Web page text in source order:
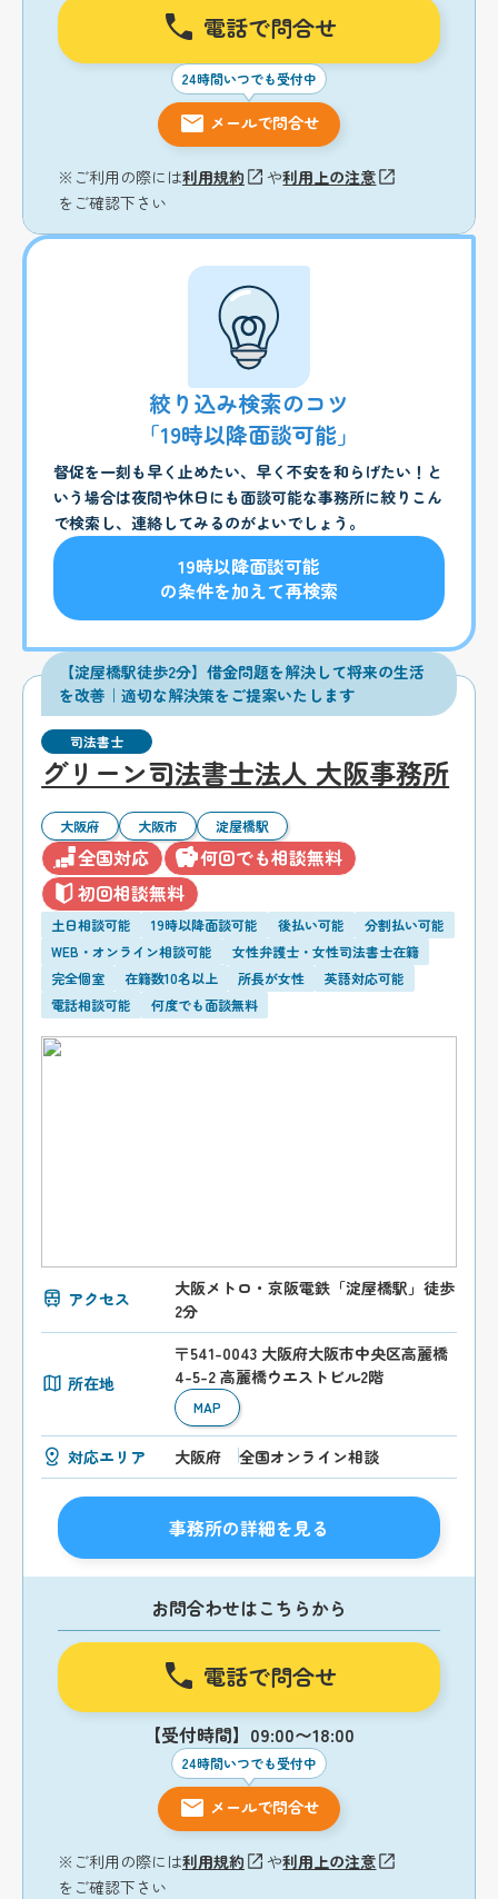
電話で問合せ
24時間いつでも受付中
メールで問合せ
※ご利用の際には利用規約 や利用上の注意
をご確認下さい
絞り込み検索のコツ
「19時以降面談可能」
督促を一刻も早く止めたい、早く不安を和らげたい！と
いう場合は夜間や休日にも面談可能な事務所に絞りこん
で検索し、連絡してみるのがよいでしょう。
19時以降面談可能
の条件を加えて再検索
【淀屋橋駅徒歩2分】借金問題を解決して将来の生活
を改善｜適切な解決策をご提案いたします
司法書士
グリーン司法書士法人 大阪事務所
大阪府 大阪市 淀屋橋駅
全国対応
何回でも相談無料
初回相談無料
土日相談可能 19時以降面談可能 後払い可能
分割払い可能
WEB・オンライン相談可能
女性弁護士・女性司法書士在籍
完全個室
在籍数10名以上 所長が女性
英語対応可能
電話相談可能
何度でも面談無料
アクセス
大阪メトロ・京阪電鉄「淀屋橋駅」徒歩
2分
所在地
〒541-0043 大阪府大阪市中央区高麗橋
4-5-2 高麗橋ウエストビル2階
MAP
対応エリア 大阪府 全国オンライン相談
事務所の詳細を見る
お問合わせはこちらから
電話で問合せ
【受付時間】09:00〜18:00
24時間いつでも受付中
メールで問合せ
※ご利用の際には利用規約 や利用上の注意
をご確認下さい